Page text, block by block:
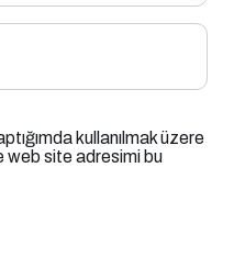
kullanılmak üzere
web site adresimi bu